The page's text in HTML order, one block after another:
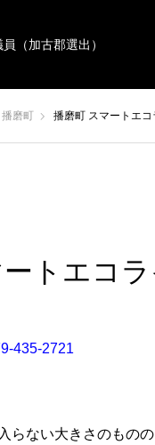
（加古郡選出）
播磨町 播磨町 スマートエ
トエコ
435-2721
らない大きさのもの